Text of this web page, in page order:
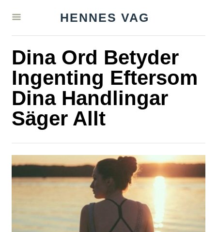
HENNES VAG
Dina Ord Betyder
Ingenting Eftersom
Dina Handlingar
Säger Allt